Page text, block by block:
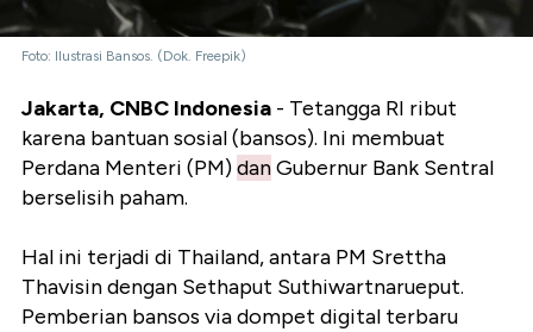
Foto: Ilustrasi Bansos. (Dok. Freepik)
Jakarta, CNBC Indonesia - Tetangga RI ribut
karena bantuan sosial (bansos). Ini membuat
Perdana Menteri (PM)danGubernur Bank Sentral
berselisih paham.
Hal ini terjadi di Thailand, antara PM Srettha
Thavisin dengan Sethaput Suthiwartnarueput.
Pemberian bansos via dompet digital terbaru